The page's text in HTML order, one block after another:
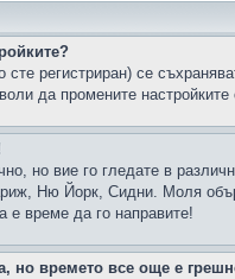
сте регистриран) се
да промените настройките
но вие го гледате в
Ню Йорк, Сидни. Моля
е време да го направите!
но времето все още е